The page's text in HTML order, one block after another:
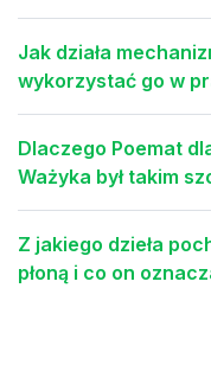
Jak działa
wykorzystać go w
Dlaczego Poemat
Ważyka był takim
Z jakiego dzieła
płoną i co on